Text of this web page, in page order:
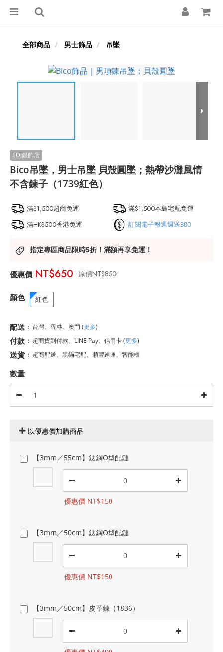
全部商品 男士飾品 吊墜
Bico吊墜，男士吊墜 貝殼圓墜；熱帶沙灘風情
不含鍊子（1739紅色）
滿$1,500超商免運
滿$1,500本島宅配免運
滿HK$500香港免運
訂閱電子報週週送300
指定專區商品限時5折！滿額再享免運！
NT$850
NT$650
顏色 紅色
配送 : 台灣、香港、澳門 (更多)
付款 : 超商貨到付款、LINE Pay、信用卡(更多)
送貨 : 超商配送、黑貓宅配、順豐速運、智能櫃
數量
以優惠價加購商品
【3mm／55cm】鈦鋼O型配鏈
優惠價 NT$150
【3mm／50cm】鈦鋼O型配鏈
優惠價 NT$150
【3mm／50cm】皮革鍊（1836）